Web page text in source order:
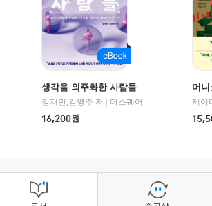
생각을 외주화한 사람들
정재민,김영주 저
더스퀘어
16,200원
머